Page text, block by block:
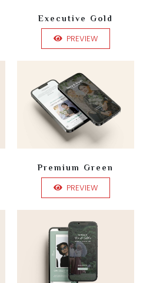
Executive Gold
PREVIEW
Premium Green
PREVIEW